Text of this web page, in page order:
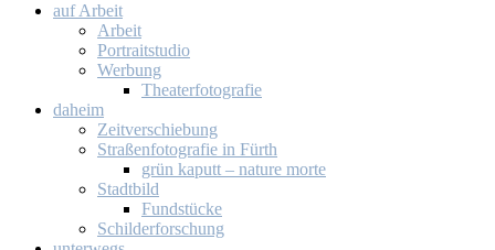
auf Ar­beit
Ar­beit
Por­trait­stu­dio
Wer­bung
Thea­ter­fo­to­gra­fie
da­heim
Zeit­ver­schie­bung
Stra­ßen­fo­to­gra­fie in Fürth
grün ka­putt – na­tu­re mor­te
Stadt­bild
Fund­stü­cke
Schil­der­for­schung